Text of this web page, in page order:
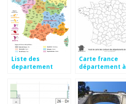
Liste des
departement
imprimer
Carte france
département à